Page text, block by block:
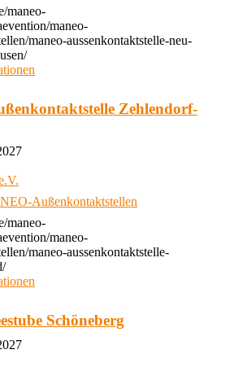
maneo-
maneo-
maneo-aussenkontaktstelle-neu-
Zehlendorf-
Außenkontaktstellen
maneo-
maneo-
maneo-aussenkontaktstelle-
Schöneberg